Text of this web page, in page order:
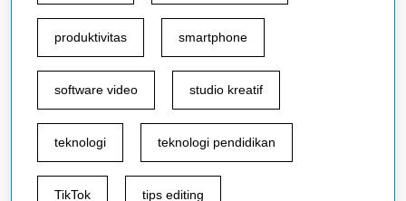
produktivitas smartphone
software video studio kreatif
teknologi teknologi pendidikan
TikTok tips editing